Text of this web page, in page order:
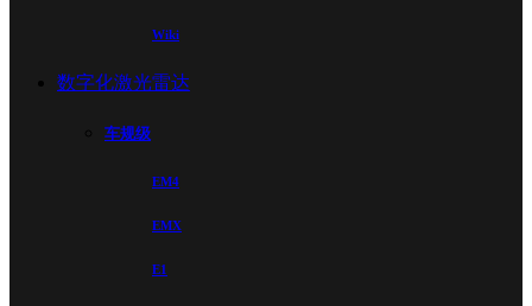
Wiki
数字化激光雷达
车规级
EM4
EMX
E1